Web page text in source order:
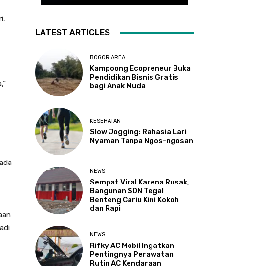
LATEST ARTICLES
BOGOR AREA
Kampoong Ecopreneur Buka
Pendidikan Bisnis Gratis
bagi Anak Muda
KESEHATAN
Slow Jogging: Rahasia Lari
Nyaman Tanpa Ngos-ngosan
NEWS
Sempat Viral Karena Rusak,
Bangunan SDN Tegal
Benteng Cariu Kini Kokoh
dan Rapi
NEWS
Rifky AC Mobil Ingatkan
Pentingnya Perawatan
Rutin AC Kendaraan